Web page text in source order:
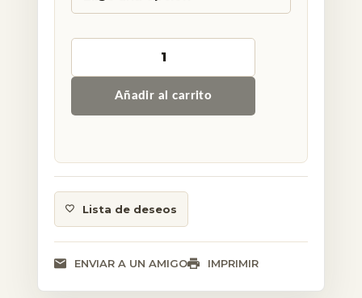
Añadir al carrito
Alternative:
Lista de deseos
ENVIAR A UN AMIGO IMPRIMIR